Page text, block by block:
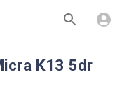
K13 5dr